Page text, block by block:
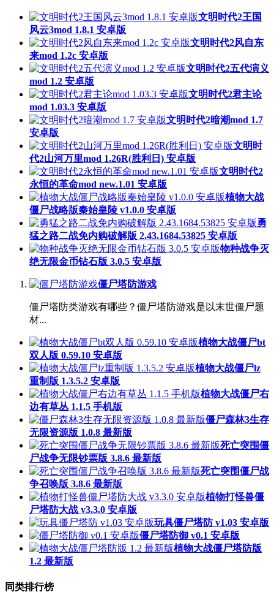
文明时代2王国
风云3mod 1.8.1 安卓版
文明时代2风自东
来mod 1.2c 安卓版
文明时代2五代演义
mod 1.2 安卓版
文明时代2君主论
mod 1.03.3 安卓版
文明时代2暗潮mod 1.7
安卓版
文明时
代2山河万里mod 1.26R(胜利日) 安卓版
文明时代2
永恒的革命mod new.1.01 安卓版
植物大战
僵尸战略版秦始皇陵 v1.0.0 安卓版
勇
猛之路二战免内购破解版 2.43.1684.53825 安卓版
物种战争灭
绝无限金币钻石版 3.0.5 安卓版
僵尸塔防游戏
僵尸塔防类游戏有哪些？僵尸塔防游戏是以末世僵尸题
材...
植物大战僵尸bt
双人版 0.59.10 安卓版
植物大战僵尸lz
重制版 1.3.5.2 安卓版
植物大战僵尸右
边有草丛 1.1.5 手机版
僵尸森林3生存
无限资源版 1.0.8 最新版
死亡突围僵
尸战争无限钞票版 3.8.6 最新版
死亡突围僵尸战
争召唤版 3.8.6 最新版
植物打怪兽僵
尸塔防大战 v3.3.0 安卓版
玩具僵尸塔防 v1.03 安卓版
僵尸塔防御 v0.1 安卓版
植物大战僵尸塔防版
1.2 最新版
同类排行榜